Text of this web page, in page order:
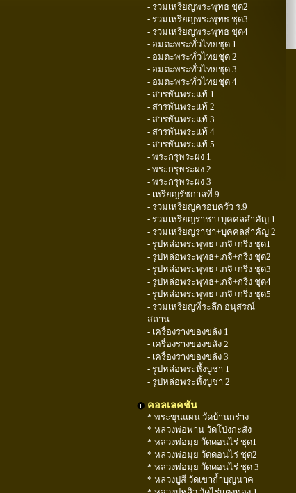
- รวมเหรียญพระพุทธ ชุด2
- รวมเหรียญพระพุทธ ชุด3
- รวมเหรียญพระพุทธ ชุด4
- อมตะพระทั่วไทยชุด 1
- อมตะพระทั่วไทยชุด 2
- อมตะพระทั่วไทยชุด 3
- อมตะพระทั่วไทยชุด 4
- สารพันพระแท้ 1
- สารพันพระแท้ 2
- สารพันพระแท้ 3
- สารพันพระแท้ 4
- สารพันพระแท้ 5
- พระกรุพระผง 1
- พระกรุพระผง 2
- พระกรุพระผง 3
- เหรียญรัชกาลที่ 9
- รวมเหรียญครอบครัว ร.9
- รวมเหรียญราชา+บุคคลสำคัญ 1
- รวมเหรียญราชา+บุคคลสำคัญ 2
- รูปหล่อพระพุทธ+เกจิ+กริ่ง ชุด1
- รูปหล่อพระพุทธ+เกจิ+กริ่ง ชุด2
- รูปหล่อพระพุทธ+เกจิ+กริ่ง ชุด3
- รูปหล่อพระพุทธ+เกจิ+กริ่ง ชุด4
- รูปหล่อพระพุทธ+เกจิ+กริ่ง ชุด5
- รวมเหรียญที่ระลึก อนุสรณ์
สถาน
- เครื่องรางของขลัง 1
- เครื่องรางของขลัง 2
- เครื่องรางของขลัง 3
- รูปหล่อพระหิ้งบูชา 1
- รูปหล่อพระหิ้งบูชา 2
คอลเลคชัน
* พระขุนแผน วัดบ้านกร่าง
* หลวงพ่อพาน วัดโป่งกะสัง
* หลวงพ่อมุ่ย วัดดอนไร่ ชุด1
* หลวงพ่อมุ่ย วัดดอนไร่ ชุด2
* หลวงพ่อมุ่ย วัดดอนไร่ ชุด 3
* หลวงปู่สี วัดเขาถ้ำบุญนาค